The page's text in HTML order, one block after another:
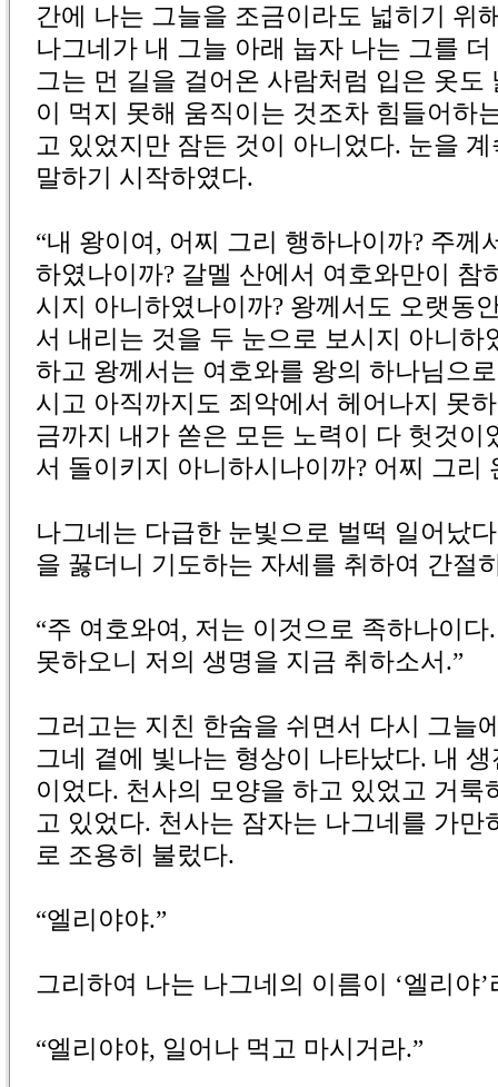
간에 나는 그늘을 조금이라도 넓히기 위
나그네가 내 그늘 아래 눕자 나는 그를
그는 먼 길을 걸어온 사람처럼 입은 옷도
이 먹지 못해 움직이는 것조차 힘들어하
고 있었지만 잠든 것이 아니었다. 눈을
말하기 시작하였다.
“내 왕이여, 어찌 그리 행하나이까? 주께
하였나이까? 갈멜 산에서 여호와만이 참
시지 아니하였나이까? 왕께서도 오랫동
서 내리는 것을 두 눈으로 보시지 아니하
하고 왕께서는 여호와를 왕의 하나님으
시고 아직까지도 죄악에서 헤어나지 못
금까지 내가 쏟은 모든 노력이 다 헛것이
서 돌이키지 아니하시나이까? 어찌 그리
나그네는 다급한 눈빛으로 벌떡 일어났
을 꿇더니 기도하는 자세를 취하여 간절
“주 여호와여, 저는 이것으로 족하나이
못하오니 저의 생명을 지금 취하소서.”
그러고는 지친 한숨을 쉬면서 다시 그늘
그네 곁에 빛나는 형상이 나타났다. 내
이었다. 천사의 모양을 하고 있었고 거룩
고 있었다. 천사는 잠자는 나그네를 가만
로 조용히 불렀다.
“엘리야야.”
그리하여 나는 나그네의 이름이 ‘엘리야
“엘리야야, 일어나 먹고 마시거라.”